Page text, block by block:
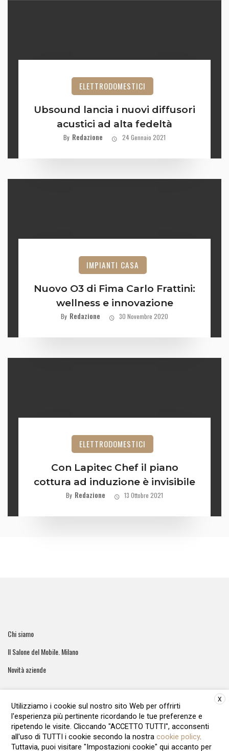
ELETTRODOMESTICI
Ubsound lancia i nuovi diffusori
acustici ad alta fedeltà
By Redazione 24 Gennaio 2021
IMPIANTI CASA
Nuovo O3 di Fima Carlo Frattini:
wellness e innovazione
By Redazione 30 Novembre 2020
ELETTRODOMESTICI
Con Lapitec Chef il piano
cottura ad induzione è invisibile
By Redazione 13 Ottobre 2021
Chi siamo
Il Salone del Mobile. Milano
Novità aziende
ArreCasa e' una testata giornalistica registrata al tribunale di
Roma - Numero 51/2016 Direttore responsabile: Raffaella Roani
Editore: ARvis.it - Via Alessandria 88 00198 Roma - 09041871006
X
Utilizziamo i cookie sul nostro sito Web per offrirti
l'esperienza più pertinente ricordando le tue preferenze e
ripetendo le visite. Cliccando "ACCETTO TUTTI", acconsenti
all'uso di TUTTI i cookie secondo la nostra cookie policy.
Tuttavia, puoi visitare "Impostazioni cookie" qui accanto per